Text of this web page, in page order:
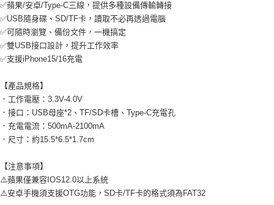
✅蘋果/安卓/Type-C三線，提供多種設備傳輸轉接
✅USB隨身碟、SD/TF卡，讀取不必再透過電腦
✅可隨時瀏覽、備份文件，一機搞定
✅雙USB接口設計，提升工作效率
✅支援iPhone15/16充電
【產品規格】
．工作電壓：3.3V-4.0V
．接口：USB母座*2、TF/SD卡槽、Type-C充電孔
．充電電流：500mA-2100mA
．尺寸：約15.5*6.5*1.7cm
【注意事項】
⚠️蘋果僅兼容IOS12.0以上系統
⚠️安卓手機須支援OTG功能，SD卡/TF卡的格式須為FAT32